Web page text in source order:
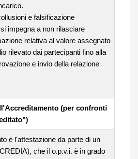
e falsificazione
impegna a non rilasciare
relativa al valore assegnato
rilevato dai partecipanti fino alla
e invio della relazione
(per confronti
è l'attestazione da parte di un
che il o.p.v.i. è in grado